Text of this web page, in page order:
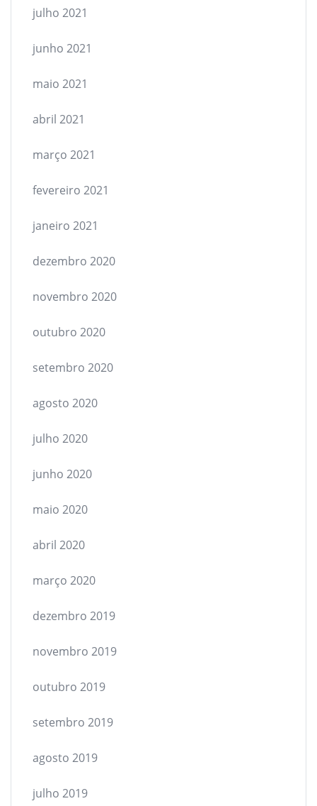
julho 2021
junho 2021
maio 2021
abril 2021
março 2021
fevereiro 2021
janeiro 2021
dezembro 2020
novembro 2020
outubro 2020
setembro 2020
agosto 2020
julho 2020
junho 2020
maio 2020
abril 2020
março 2020
dezembro 2019
novembro 2019
outubro 2019
setembro 2019
agosto 2019
julho 2019